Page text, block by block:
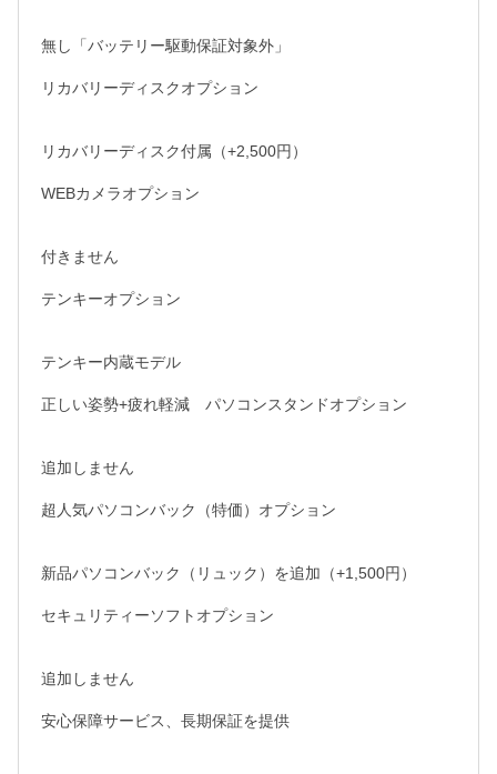
無し「バッテリー駆動保証対象外」
リカバリーディスクオプション
リカバリーディスク付属（+2,500円）
WEBカメラオプション
付きません
テンキーオプション
テンキー内蔵モデル
正しい姿勢+疲れ軽減　パソコンスタンドオプション
追加しません
超人気パソコンバック（特価）オプション
新品パソコンバック（リュック）を追加（+1,500円）
セキュリティーソフトオプション
追加しません
安心保障サービス、長期保証を提供